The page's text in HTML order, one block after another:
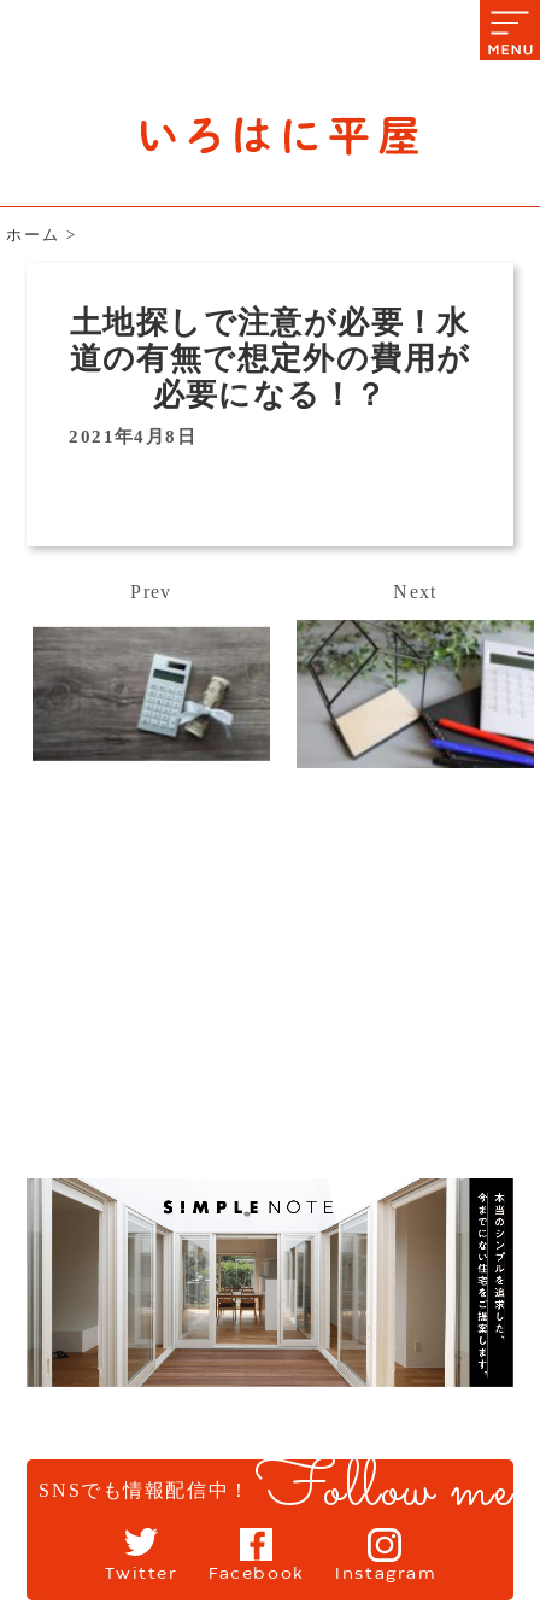
ホーム >
土地探しで注意が必要！水
道の有無で想定外の費用が
必要になる！？
2021年4月8日
Prev Next
SNSでも情報配信中！ Follow me
Twitter Facebook Instagram